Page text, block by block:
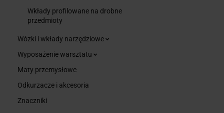
Wkłady profilowane na drobne
przedmioty
Wózki i wkłady narzędziowe
Wyposażenie warsztatu
Maty przemysłowe
Odkurzacze i akcesoria
Znaczniki